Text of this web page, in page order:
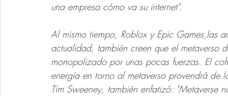
una empresa cómo va su internet".
Al mismo tiempo, Roblox y Epic Games,las
actualidad, también creen que el metaverso
monopolizado por unas pocas fuerzas. El
energía en torno al metaverso provendrá
Tim Sweeney, también enfatizó: